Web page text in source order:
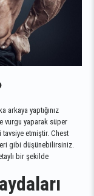
yaptığınız
vurgu yaparak süper
etmiştir. Chest
gibi düşünebilirsiniz.
bir şekilde